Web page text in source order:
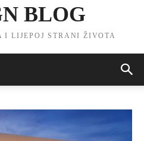
BLOG
I LIJEPOJ STRANI ŽIVOTA